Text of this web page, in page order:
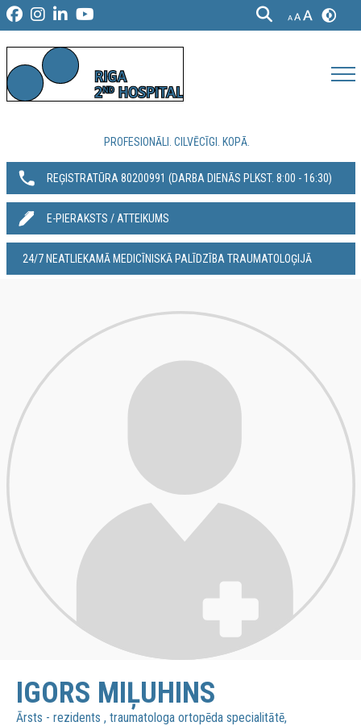
PROFESIONĀLI. CILVĒCĪGI. KOPĀ.
REĢISTRATŪRA 80200991‬ (DARBA DIENĀS PLKST. 8:00 - 16:30)
E-PIERAKSTS / ATTEIKUMS
24/7 NEATLIEKAMĀ MEDICĪNISKĀ PALĪDZĪBA TRAUMATOLOĢIJĀ
IGORS MIĻUHINS
Ārsts - rezidents , traumatologa ortopēda specialitātē,